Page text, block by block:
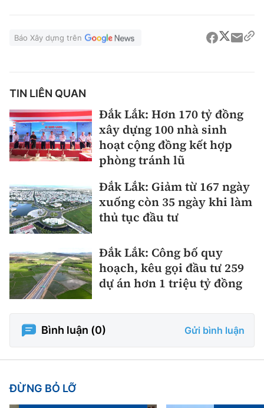
Báo Xây dựng trên
TIN LIÊN QUAN
Đắk Lắk: Hơn 170 tỷ đồng
xây dựng 100 nhà sinh
hoạt cộng đồng kết hợp
phòng tránh lũ
Đắk Lắk: Giảm từ 167 ngày
xuống còn 35 ngày khi làm
thủ tục đầu tư
Đắk Lắk: Công bố quy
hoạch, kêu gọi đầu tư 259
dự án hơn 1 triệu tỷ đồng
Bình luận (0) Gửi bình luận
ĐỪNG BỎ LỠ